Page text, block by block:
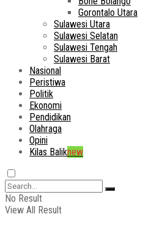
Gorontalo Utara
Sulawesi Utara
Sulawesi Selatan
Sulawesi Tengah
Sulawesi Barat
Nasional
Peristiwa
Politik
Ekonomi
Pendidikan
Olahraga
Opini
Kilas Baliknew
No Result
View All Result